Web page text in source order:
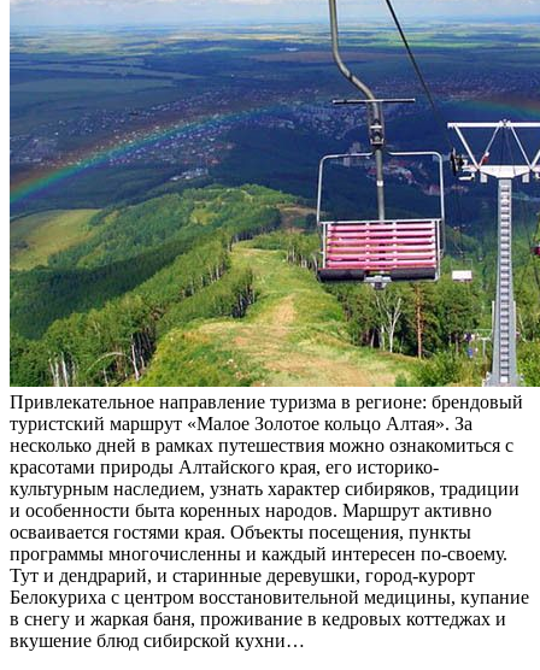
Привлекательное направление туризма в регионе: брендовый
туристский маршрут «Малое Золотое кольцо Алтая». За
несколько дней в рамках путешествия можно ознакомиться с
красотами природы Алтайского края, его историко-
культурным наследием, узнать характер сибиряков, традиции
и особенности быта коренных народов. Маршрут активно
осваивается гостями края. Объекты посещения, пункты
программы многочисленны и каждый интересен по-своему.
Тут и дендрарий, и старинные деревушки, город-курорт
Белокуриха с центром восстановительной медицины, купание
в снегу и жаркая баня, проживание в кедровых коттеджах и
вкушение блюд сибирской кухни…